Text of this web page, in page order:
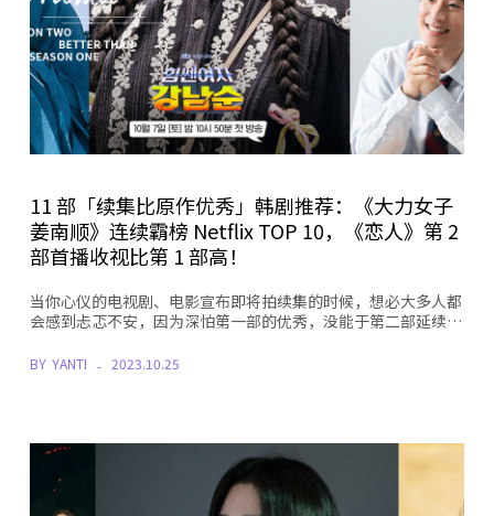
11 部「续集比原作优秀」韩剧推荐：《大力女子
姜南顺》连续霸榜 Netflix TOP 10，《恋人》第 2
部首播收视比第 1 部高！
当你心仪的电视剧、电影宣布即将拍续集的时候，想必大多人都
会感到忐忑不安，因为深怕第一部的优秀，没能于第二部延续…
BY YANTI 2023.10.25